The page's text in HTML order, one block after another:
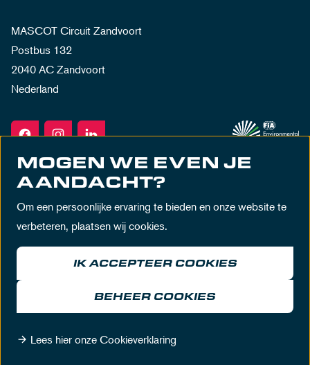
MASCOT Circuit Zandvoort
Postbus 132
2040 AC Zandvoort
Nederland
© MASCOT Circuit Zandvoort 2026
Algemene voorwaarden Privacy policy
Huisregels
MOGEN WE EVEN JE
AANDACHT?
Om een persoonlijke ervaring te bieden en onze website te
verbeteren, plaatsen wij cookies.
IK ACCEPTEER COOKIES
BEHEER COOKIES
Lees hier onze Cookieverklaring